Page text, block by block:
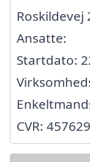
Ansatte:
Startdato:
CVR: